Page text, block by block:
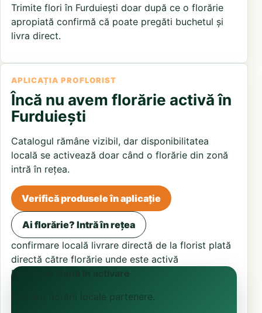
Trimite flori în Furduiești doar după ce o florărie
apropiată confirmă că poate pregăti buchetul și
livra direct.
APLICAȚIA PROFLORIST
Încă nu avem florărie activă în
Furduiești
Catalogul rămâne vizibil, dar disponibilitatea
locală se activează doar când o florărie din zonă
intră în rețea.
Verifică produsele în aplicație
Ai florărie? Intră în rețea
confirmare locală livrare directă de la florist plată
directă către florărie unde este activă
ProFlorist
Zonă în activare
Căutăm florării locale partenere.